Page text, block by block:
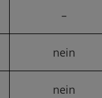
–
nein
nein